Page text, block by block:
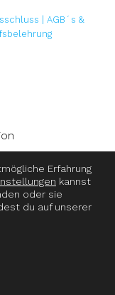
AGB´s &
Erfahrung
kannst
oder sie
du auf unserer